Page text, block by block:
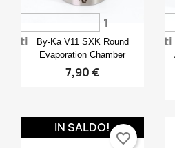
Anteprima
By-Ka V11 SXK Round
Evaporation Chamber
7,90 €
1
voti
voti
IN SALDO!
favorite_border